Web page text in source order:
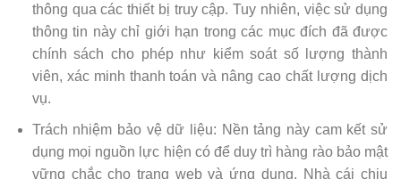
thông qua các thiết bị truy cập. Tuy nhiên, việc sử dụng
thông tin này chỉ giới hạn trong các mục đích đã được
chính sách cho phép như kiểm soát số lượng thành
viên, xác minh thanh toán và nâng cao chất lượng dịch
vụ.
Trách nhiệm bảo vệ dữ liệu: Nền tảng này cam kết sử
dụng mọi nguồn lực hiện có để duy trì hàng rào bảo mật
vững chắc cho trang web và ứng dụng. Nhà cái chịu